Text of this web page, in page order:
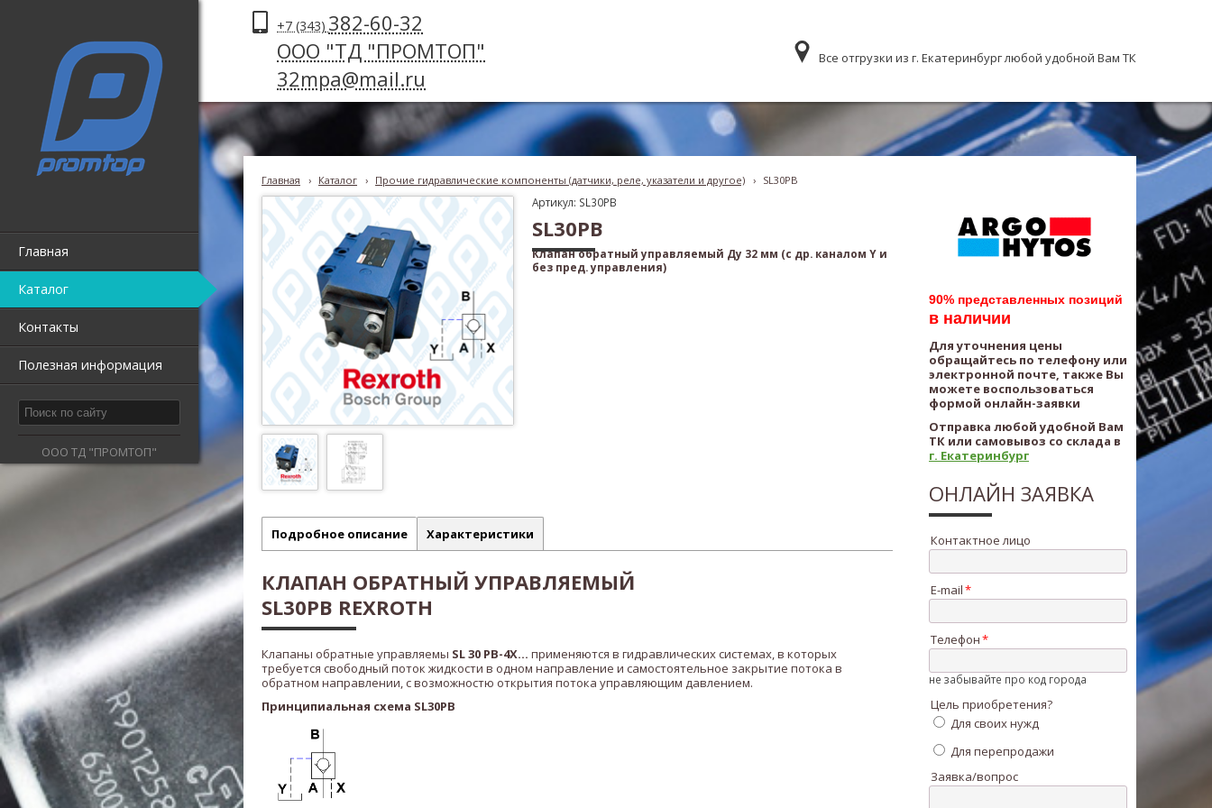
Главная
Каталог
Контакты
Полезная информация
ООО ТД "ПРОМТОП"
+7 (343) 382-60-32
ООО "ТД "ПРОМТОП"
32mpa@mail.ru
Все отгрузки из г. Екатеринбург любой удобной Вам ТК
Главная › Каталог › Прочие гидравлические компоненты (датчики, реле, указатели и другое) › SL30PB
Артикул: SL30PB
SL30PB
Клапан обратный управляемый Ду 32 мм (с др. каналом Y и
без пред. управления)
Подробное описание Характеристики
КЛАПАН ОБРАТНЫЙ УПРАВЛЯЕМЫЙ
SL30PB REXROTH
Клапаны обратные управляемы SL 30 PB-4X... применяются в гидравлических системах, в которых
требуется свободный поток жидкости в одном направление и самостоятельное закрытие потока в
обратном направлении, с возможностю открытия потока управляющим давлением.
Принципиальная схема SL30PB
90% представленных позиций
в наличии
Для уточнения цены
обращайтесь по телефону или
электронной почте, также Вы
можете воспользоваться
формой онлайн-заявки
Отправка любой удобной Вам
ТК или самовывоз со склада в
г. Екатеринбург
ОНЛАЙН ЗАЯВКА
Контактное лицо
E-mail
Телефон
не забывайте про код города
Цель приобретения?
Для своих нужд
Для перепродажи
Заявка/вопрос